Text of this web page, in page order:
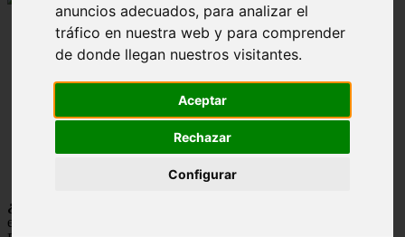
anuncios adecuados, para analizar el
tráfico en nuestra web y para comprender
de donde llegan nuestros visitantes.
Aceptar
Rechazar
Configurar
¿Qué pasó con el
experimentado una historia turbulenta en las aguas argentinas.